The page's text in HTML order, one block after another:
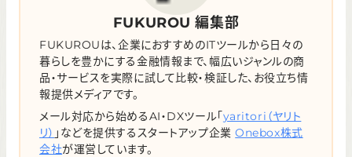
FUKUROU 編集部
FUKUROUは、企業におすすめのITツールから日々の
暮らしを豊かにする金融情報まで、幅広いジャンルの商
品・サービスを実際に試して比較・検証した、お役立ち情
報提供メディアです。
メール対応から始めるAI・DXツール「yaritori（ヤリト
リ） 」などを提供するスタートアップ企業Onebox株式
会社が運営しています。